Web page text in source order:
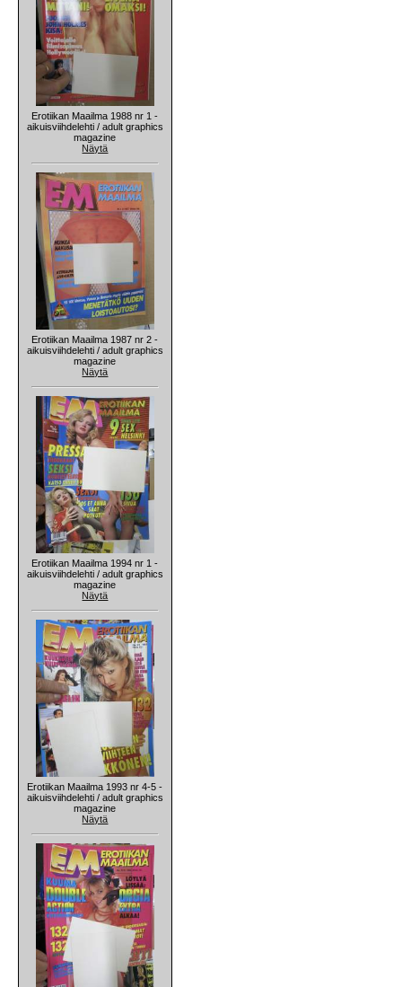
Erotiikan Maailma 1988 nr 1 -
aikuisviihdelehti / adult graphics
magazine
Näytä
Erotiikan Maailma 1987 nr 2 -
aikuisviihdelehti / adult graphics
magazine
Näytä
Erotiikan Maailma 1994 nr 1 -
aikuisviihdelehti / adult graphics
magazine
Näytä
Erotiikan Maailma 1993 nr 4-5 -
aikuisviihdelehti / adult graphics
magazine
Näytä